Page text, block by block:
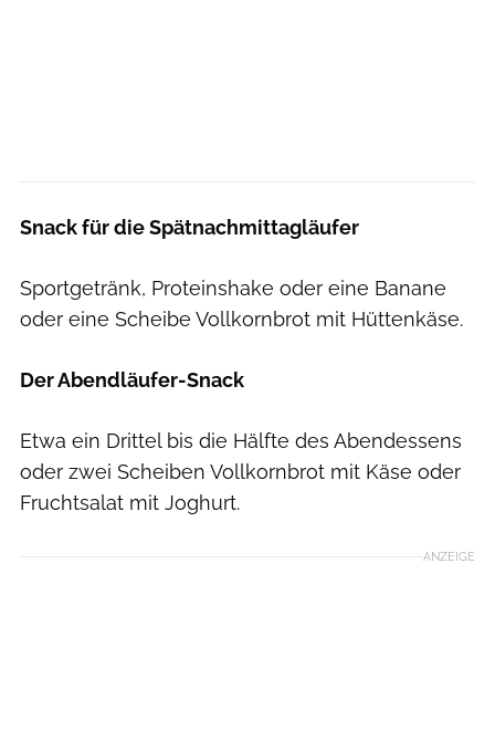
Snack für die Spätnachmittagläufer
Sportgetränk, Proteinshake oder eine Banane
oder eine Scheibe Vollkornbrot mit Hüttenkäse.
Der Abendläufer-Snack
Etwa ein Drittel bis die Hälfte des Abendessens
oder zwei Scheiben Vollkornbrot mit Käse oder
Fruchtsalat mit Joghurt.
ANZEIGE